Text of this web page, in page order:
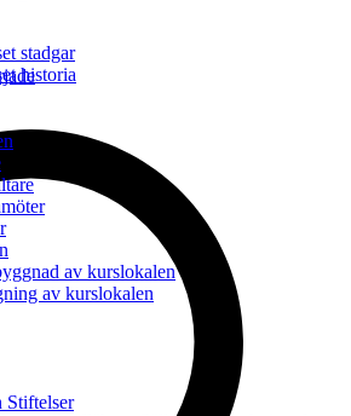
stadgar
historia
av kurslokalen
av kurslokalen
Stiftelser